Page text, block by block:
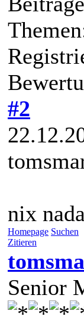
#2
nix
Homepage Suchen
Zitieren
Senior